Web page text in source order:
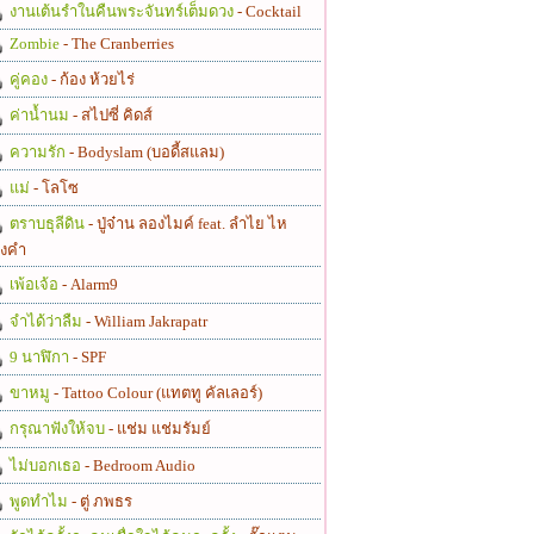
งานเต้นรำในคืนพระจันทร์เต็มดวง - Cocktail
Zombie - The Cranberries
คู่คอง - ก้อง ห้วยไร่
ค่าน้ำนม - สไปซี่ คิดส์
ความรัก - Bodyslam (บอดี้สแลม)
แม่ - โลโซ
ตราบธุลีดิน - ปู่จ๋าน ลองไมค์ feat. ลำไย ไห
คำ
เพ้อเจ้อ - Alarm9
จำได้ว่าลืม - William Jakrapatr
9 นาฬิกา - SPF
ขาหมู - Tattoo Colour (แทตทู คัลเลอร์)
กรุณาฟังให้จบ - แช่ม แช่มรัมย์
ไม่บอกเธอ - Bedroom Audio
พูดทำไม - ตู่ ภพธร